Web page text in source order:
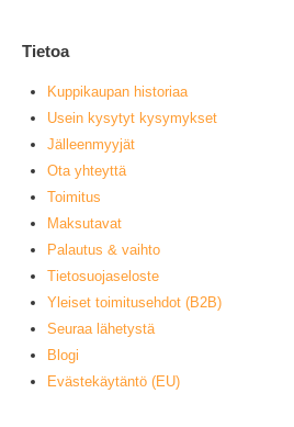
Tietoa
Kuppikaupan historiaa
Usein kysytyt kysymykset
Jälleenmyyjät
Ota yhteyttä
Toimitus
Maksutavat
Palautus & vaihto
Tietosuojaseloste
Yleiset toimitusehdot (B2B)
Seuraa lähetystä
Blogi
Evästekäytäntö (EU)